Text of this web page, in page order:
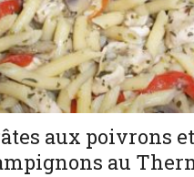
aux poivrons
au